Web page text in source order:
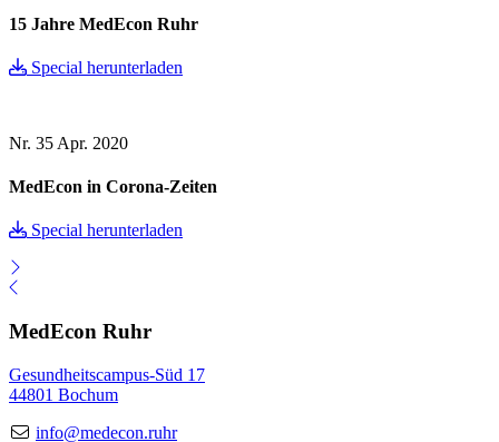
15 Jahre MedEcon Ruhr
Special herunterladen
Nr. 35 Apr. 2020
MedEcon in Corona-Zeiten
Special herunterladen
MedEcon Ruhr
Gesundheitscampus-Süd 17
44801 Bochum
info@medecon.ruhr